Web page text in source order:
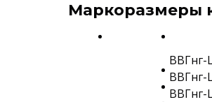
Маркоразмеры
ВВГнг-
ВВГнг-
ВВГнг-